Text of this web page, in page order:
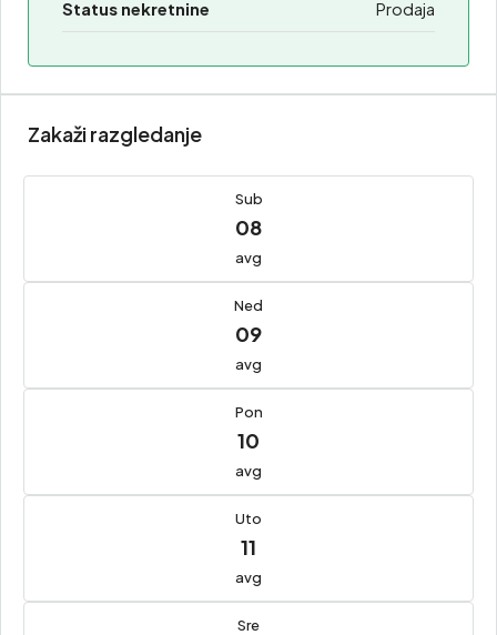
Status nekretnine Prodaja
Zakaži razgledanje
Sub
08
avg
Ned
09
avg
Pon
10
avg
Uto
11
avg
Sre